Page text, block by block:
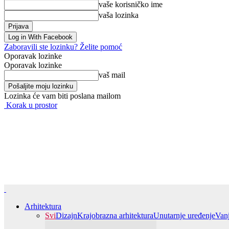
vaše korisničko ime
vaša lozinka
Log in With Facebook
Zaboravili ste lozinku? Želite pomoć
Oporavak lozinke
Oporavak lozinke
vaš mail
Lozinka će vam biti poslana mailom
Korak u prostor
Arhitektura
SviDizajnKrajobrazna arhitekturaUnutarnje uređenje